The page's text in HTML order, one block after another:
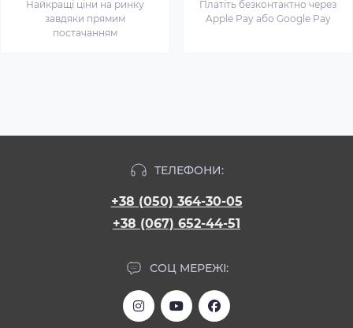
Найкращі ціни на ринку
завдяки прямим
постачанням
Платіть безконтактно через
Apple Pay або Google Pay
ТЕЛЕФОНИ:
+38 (050) 364-30-05
+38 (067) 652-44-51
СОЦ МЕРЕЖІ: